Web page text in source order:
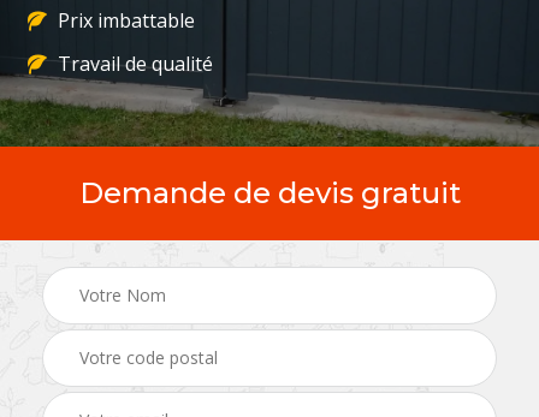
Prix imbattable
Travail de qualité
Demande de devis gratuit